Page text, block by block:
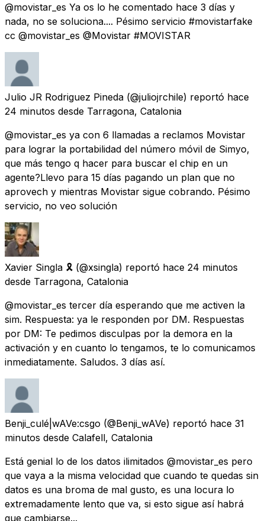
@movistar_es Ya os lo he comentado hace 3 días y
nada, no se soluciona.... Pésimo servicio #movistarfake
cc @movistar_es @Movistar #MOVISTAR
Julio JR Rodriguez Pineda (@juliojrchile) reportó hace
24 minutos desde Tarragona, Catalonia
@movistar_es ya con 6 llamadas a reclamos Movistar
para lograr la portabilidad del número móvil de Simyo,
que más tengo q hacer para buscar el chip en un
agente?Llevo para 15 días pagando un plan que no
aprovech y mientras Movistar sigue cobrando. Pésimo
servicio, no veo solución
Xavier Singla 🎗 (@xsingla) reportó hace 24 minutos
desde Tarragona, Catalonia
@movistar_es tercer día esperando que me activen la
sim. Respuesta: ya le responden por DM. Respuestas
por DM: Te pedimos disculpas por la demora en la
activación y en cuanto lo tengamos, te lo comunicamos
inmediatamente. Saludos. 3 días así.
Benji_culé|wAVe:csgo (@Benji_wAVe) reportó hace 31
minutos desde Calafell, Catalonia
Está genial lo de los datos ilimitados @movistar_es pero
que vaya a la misma velocidad que cuando te quedas sin
datos es una broma de mal gusto, es una locura lo
extremadamente lento que va, si esto sigue así habrá
que cambiarse...